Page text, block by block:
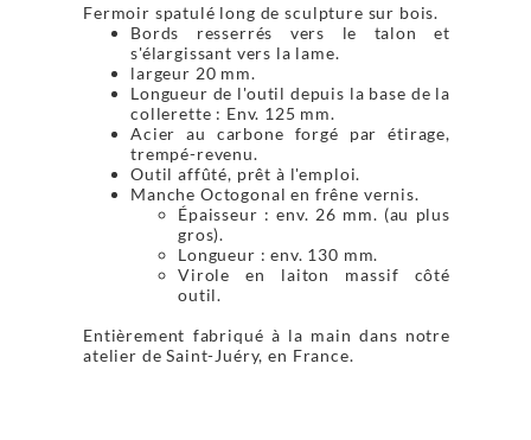
Fermoir spatulé long de sculpture sur bois.
Bords resserrés vers le talon et
s'élargissant vers la lame.
largeur 20 mm.
Longueur de l'outil depuis la base de la
collerette : Env. 125 mm.
Acier au carbone forgé par étirage,
trempé-revenu.
Outil affûté, prêt à l'emploi.
Manche Octogonal en frêne vernis.
Épaisseur : env. 26 mm. (au plus
gros).
Longueur : env. 130 mm.
Virole en laiton massif côté
outil.
Entièrement fabriqué à la main dans notre
atelier de Saint-Juéry, en France.